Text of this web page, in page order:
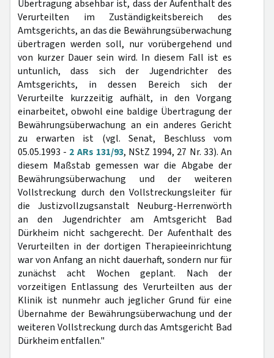
Übertragung absehbar ist, dass der Aufenthalt des
Verurteilten im Zuständigkeitsbereich des
Amtsgerichts, an das die Bewährungsüberwachung
übertragen werden soll, nur vorübergehend und
von kurzer Dauer sein wird. In diesem Fall ist es
untunlich, dass sich der Jugendrichter des
Amtsgerichts, in dessen Bereich sich der
Verurteilte kurzzeitig aufhält, in den Vorgang
einarbeitet, obwohl eine baldige Übertragung der
Bewährungsüberwachung an ein anderes Gericht
zu erwarten ist (vgl. Senat, Beschluss vom
05.05.1993 - 2 ARs 131/93, NStZ 1994, 27 Nr. 33). An
diesem Maßstab gemessen war die Abgabe der
Bewährungsüberwachung und der weiteren
Vollstreckung durch den Vollstreckungsleiter für
die Justizvollzugsanstalt Neuburg-Herrenwörth
an den Jugendrichter am Amtsgericht Bad
Dürkheim nicht sachgerecht. Der Aufenthalt des
Verurteilten in der dortigen Therapieeinrichtung
war von Anfang an nicht dauerhaft, sondern nur für
zunächst acht Wochen geplant. Nach der
vorzeitigen Entlassung des Verurteilten aus der
Klinik ist nunmehr auch jeglicher Grund für eine
Übernahme der Bewährungsüberwachung und der
weiteren Vollstreckung durch das Amtsgericht Bad
Dürkheim entfallen."